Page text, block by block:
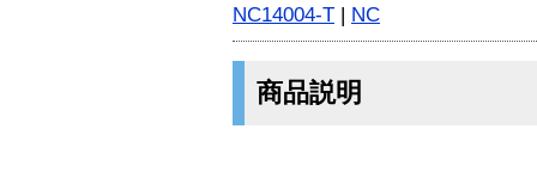
NC14004-T | NC
商品説明